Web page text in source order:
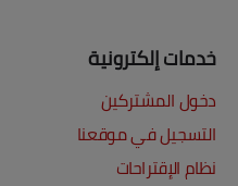
خدمات إلكترونية
دخول المشتركين
التسجيل في موقعنا
نظام الإقتراحات